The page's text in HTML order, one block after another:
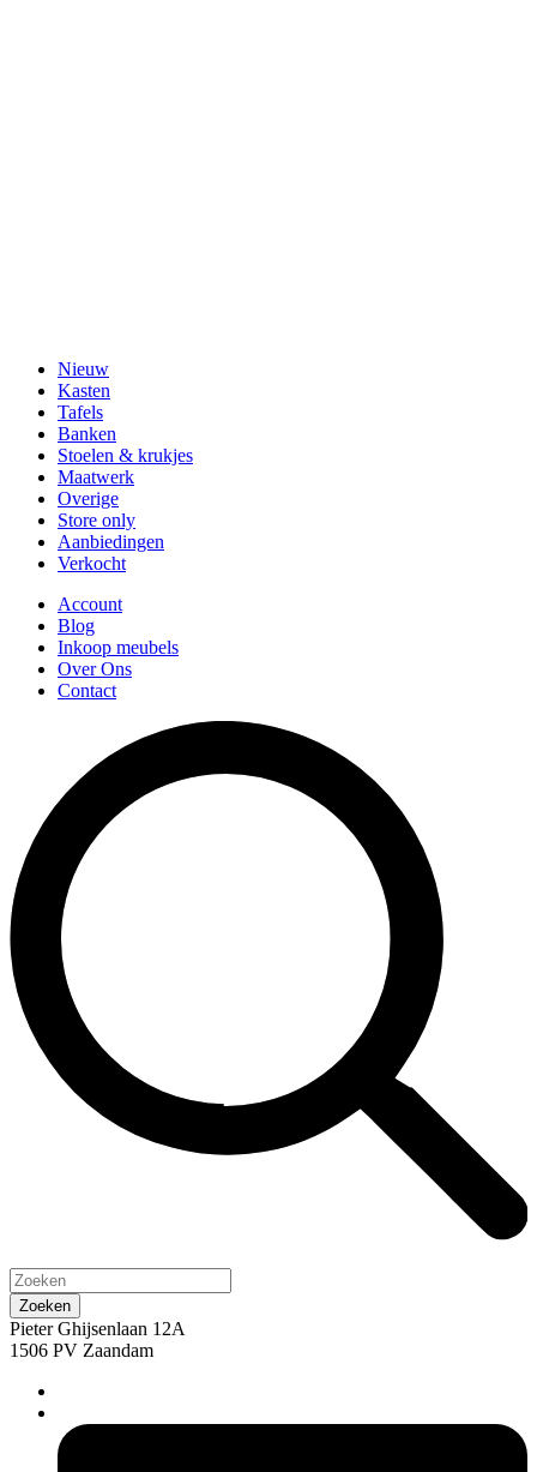
Nieuw
Kasten
Tafels
Banken
Stoelen & krukjes
Maatwerk
Overige
Store only
Aanbiedingen
Verkocht
Account
Blog
Inkoop meubels
Over Ons
Contact
Pieter Ghijsenlaan 12A
1506 PV Zaandam